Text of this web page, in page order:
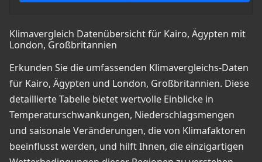
Klimavergleich Datenübersicht für Kairo, Ägypten mit
London, Großbritannien
Erkunden Sie die umfassenden Klimavergleichs-Daten
für Kairo, Ägypten und London, Großbritannien. Diese
detaillierte Tabelle bietet wertvolle Einblicke in
Temperaturschwankungen, Niederschlagsmengen
und saisonale Veränderungen, die von Klimafaktoren
beeinflusst werden, und hilft Ihnen, die einzigartigen